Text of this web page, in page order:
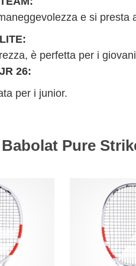
e si
è perfetta per i
26:
per i junior.
Pure